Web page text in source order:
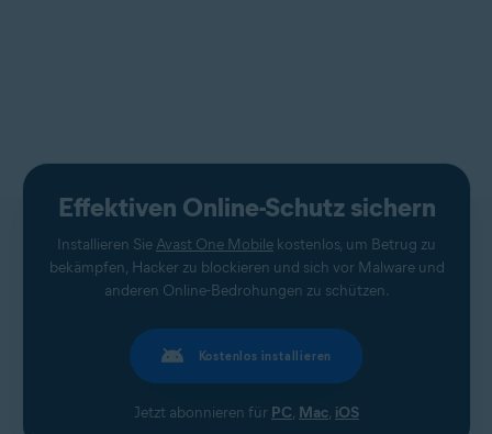
Effektiven Online-Schutz sichern
Installieren Sie Avast One Mobile kostenlos, um Betrug zu
bekämpfen, Hacker zu blockieren und sich vor Malware und
anderen Online-Bedrohungen zu schützen.
Kostenlos installieren
Jetzt abonnieren für PC, Mac, iOS